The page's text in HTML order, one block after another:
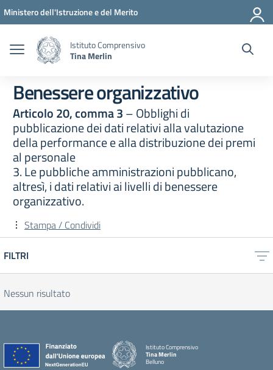
Vai ai contenuti
Vai al menu di navigazione
Vai al footer
Ministero dell'Istruzione e del Merito
Istituto Comprensivo
Tina Merlin
Benessere organizzativo
Articolo 20, comma 3– Obblighi di
pubblicazione dei dati relativi alla valutazione
della performance e alla distribuzione dei premi
al personale
3. Le pubbliche amministrazioni pubblicano,
altresì, i dati relativi ai livelli di benessere
organizzativo.
Stampa / Condividi
FILTRI
Nessun risultato
Istituto Comprensivo
Tina Merlin
Belluno